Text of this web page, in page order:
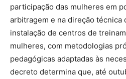
participação das mulheres em
arbitragem e na direção técnica
instalação de centros de
mulheres, com metodologias
pedagógicas adaptadas às
decreto determina que, até